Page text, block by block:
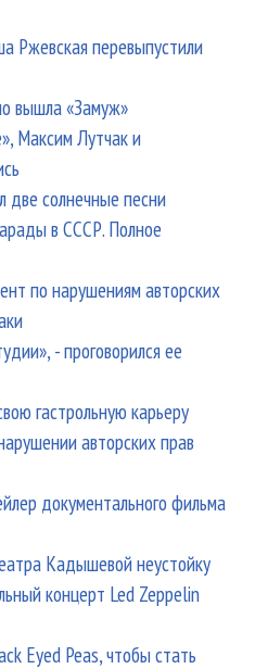
Ржевская перевыпустили
вышла «Замуж»
Максим Лутчак и
две солнечные песни
в СССР. Полное
по нарушениям авторских
- проговорился ее
гастрольную карьеру
авторских прав
документального фильма
Кадышевой неустойку
концерт Led Zeppelin
Eyed Peas, чтобы стать